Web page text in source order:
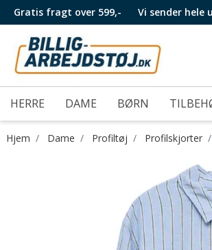
Gratis fragt over 599,- Vi sender hele
HERRE DAME BØRN
Hjem Dame Profiltøj Profilskjorter